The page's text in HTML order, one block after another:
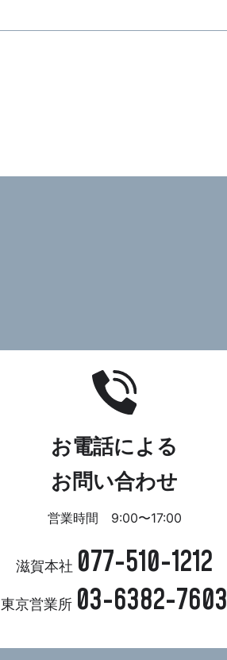
お電話による
お問い合わせ
営業時間 9:00〜17:00
滋賀本社 077-510-1212
東京営業所 03-6382-7603